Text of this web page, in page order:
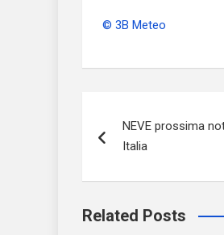
© 3B Meteo
articoli
NEVE prossima
Italia
Related Posts